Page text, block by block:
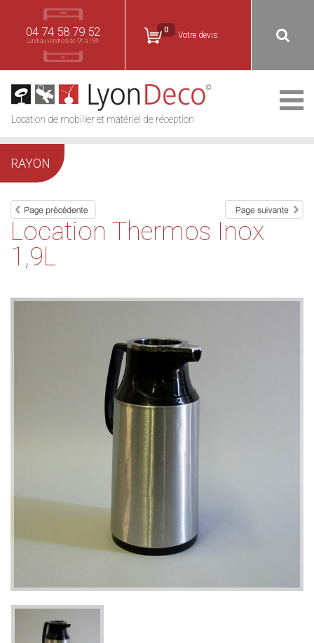
Location de mobilier et matériel de réception
04 74 58 79 52
Lundi au vendredi de 9h à 18h
0 Votre devis
RAYON
Location Thermos Inox
1,9L